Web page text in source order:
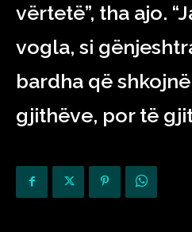
vërtetë”, tha ajo.
vogla, si
bardha që
gjithëve, por të